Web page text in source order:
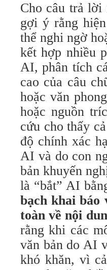
Cho câu trả lời
gợi ý rằng
thể nghi ngờ
kết hợp nhiều
AI, phân tích
cao của câu
hoặc văn
hoặc nguồn
cứu cho thấy
độ chính xác
AI và do con
bản khuyến
là “bắt” AI
bạch khai báo
toàn về nội
rằng khi các
văn bản do AI
khó khăn, vì